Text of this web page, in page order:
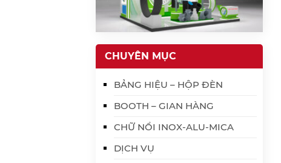
CHUYÊN MỤC
BẢNG HIỆU – HỘP ĐÈN
BOOTH – GIAN HÀNG
CHỮ NỔI INOX-ALU-MICA
DỊCH VỤ